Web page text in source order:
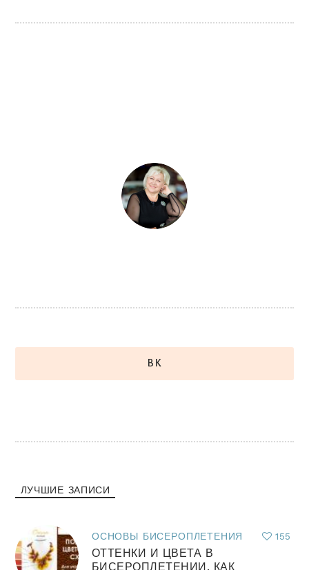
ВК
ЛУЧШИЕ ЗАПИСИ
ОСНОВЫ БИСЕРОПЛЕТЕНИЯ 155
ОТТЕНКИ И ЦВЕТА В
БИСЕРОПЛЕТЕНИИ. КАК